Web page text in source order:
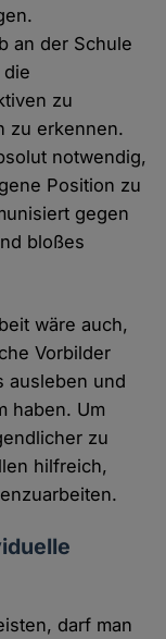
an der Schule
zu
zu erkennen.
notwendig,
Position zu
gegen
bloßes
wäre auch,
Vorbilder
ausleben und
haben. Um
zu
hilfreich,
darf man